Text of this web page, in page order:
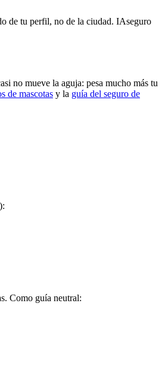
de tu perfil, no de la ciudad. IAseguro
no mueve la aguja: pesa mucho más tu
de mascotas y la guía del seguro de
Como guía neutral: